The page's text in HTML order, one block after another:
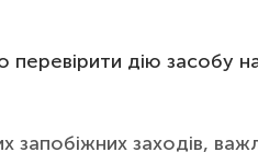
дію засобу
запобіжних заходів,